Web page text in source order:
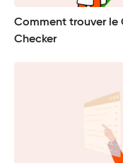
Comment trouver le
Checker